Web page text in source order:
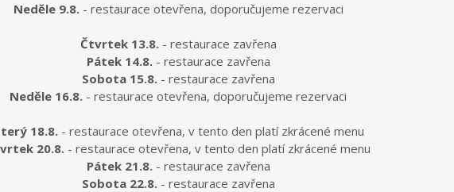
Neděle 9.8.- restaurace otevřena, doporučujeme rezervaci
Čtvrtek 13.8.- restaurace zavřena
Pátek 14.8.- restaurace zavřena
Sobota 15.8. - restaurace zavřena
Neděle 16.8. - restaurace otevřena, doporučujeme rezervaci
18.8. - restaurace otevřena, v tento den platí zkrácené menu
20.8. - restaurace otevřena, v tento den platí zkrácené menu
Pátek 21.8.- restaurace zavřena
Sobota 22.8.- restaurace zavřena